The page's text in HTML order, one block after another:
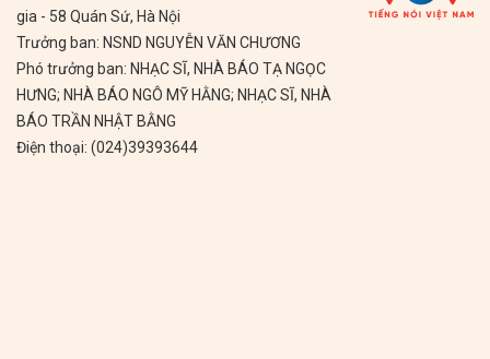
gia - 58 Quán Sứ, Hà Nội
Trưởng ban: NSND NGUYỄN VĂN CHƯƠNG
Phó trưởng ban: NHẠC SĨ, NHÀ BÁO TẠ NGỌC
HƯNG; NHÀ BÁO NGÔ MỸ HẰNG; NHẠC SĨ, NHÀ
BÁO TRẦN NHẬT BẰNG
Điện thoại: (024)39393644